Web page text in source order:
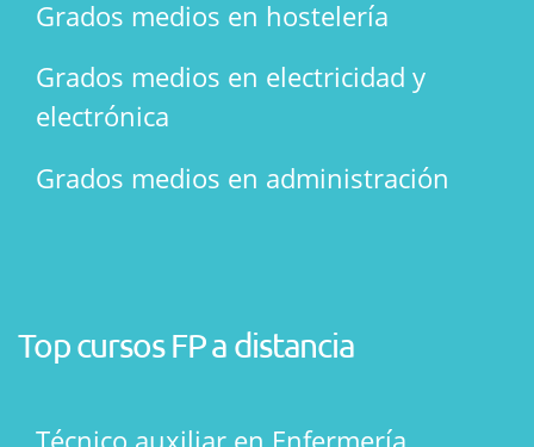
Grados medios en hostelería
Grados medios en electricidad y
electrónica
Grados medios en administración
Top cursos FP a distancia